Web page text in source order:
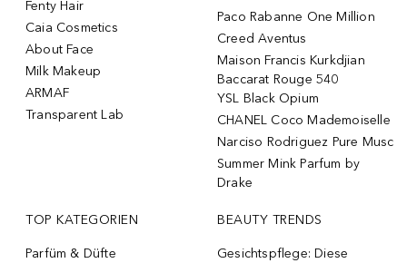
Fenty Hair
Caia Cosmetics
About Face
Milk Makeup
ARMAF
Transparent Lab
Paco Rabanne One Million
Creed Aventus
Maison Francis Kurkdjian
Baccarat Rouge 540
YSL Black Opium
CHANEL Coco Mademoiselle
Narciso Rodriguez Pure Musc
Summer Mink Parfum by
Drake
TOP KATEGORIEN
Parfüm & Düfte
BEAUTY TRENDS
Gesichtspflege: Diese